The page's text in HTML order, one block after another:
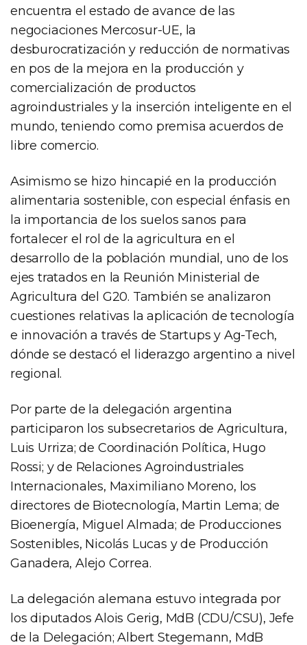
encuentra el estado de avance de las
negociaciones Mercosur-UE, la
desburocratización y reducción de normativas
en pos de la mejora en la producción y
comercialización de productos
agroindustriales y la inserción inteligente en el
mundo, teniendo como premisa acuerdos de
libre comercio.
Asimismo se hizo hincapié en la producción
alimentaria sostenible, con especial énfasis en
la importancia de los suelos sanos para
fortalecer el rol de la agricultura en el
desarrollo de la población mundial, uno de los
ejes tratados en la Reunión Ministerial de
Agricultura del G20. También se analizaron
cuestiones relativas la aplicación de tecnología
e innovación a través de Startups y Ag-Tech,
dónde se destacó el liderazgo argentino a nivel
regional.
Por parte de la delegación argentina
participaron los subsecretarios de Agricultura,
Luis Urriza; de Coordinación Política, Hugo
Rossi; y de Relaciones Agroindustriales
Internacionales, Maximiliano Moreno, los
directores de Biotecnología, Martin Lema; de
Bioenergía, Miguel Almada; de Producciones
Sostenibles, Nicolás Lucas y de Producción
Ganadera, Alejo Correa.
La delegación alemana estuvo integrada por
los diputados Alois Gerig, MdB (CDU/CSU), Jefe
de la Delegación; Albert Stegemann, MdB